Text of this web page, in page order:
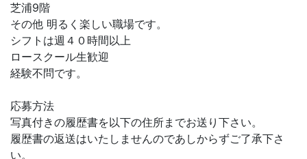
芝浦9階
その他 明るく楽しい職場です。
シフトは週４０時間以上
ロースクール生歓迎
経験不問です。
応募方法
写真付きの履歴書を以下の住所までお送り下さい。
履歴書の返送はいたしませんのであしからずご了承下さ
い。